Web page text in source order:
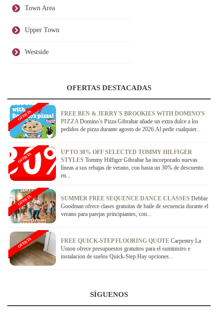
Town Area
Upper Town
Westside
OFERTAS DESTACADAS
FREE BEN & JERRY'S BROOKIES WITH DOMINO'S
PIZZA Domino’s Pizza Gibraltar añade un extra dulce a los
pedidos de pizza durante agosto de 2026.Al pedir cualquier...
OFERTA
UP TO 30% OFF SELECTED TOMMY HILFIGER
STYLES Tommy Hilfiger Gibraltar ha incorporado nuevas
líneas a sus rebajas de verano, con hasta un 30% de descuento
en...
OFERTA
SUMMER FREE SEQUENCE DANCE CLASSES Debbie
Goodman ofrece clases gratuitas de baile de secuencia durante el
verano para parejas principiantes, con...
OFERTA
FREE QUICK-STEP FLOORING QUOTE Carpentry La
Union ofrece presupuestos gratuitos para el suministro e
instalacion de suelos Quick-Step.Hay opciones...
OFERTA
SÍGUENOS